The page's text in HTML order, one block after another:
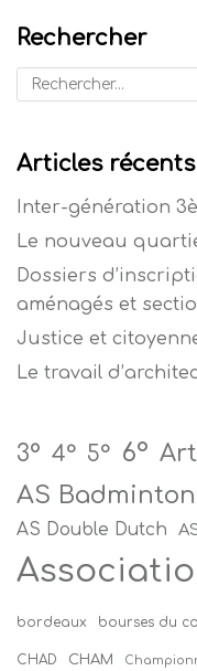
Rechercher
Articles récents
Inter-génération
Le nouveau
Dossiers
aménagés et
Justice et
Le travail
3° 4° 5° 6°
AS Badminton
AS Double Dutch
bordeaux bourses du
CHAD CHAM